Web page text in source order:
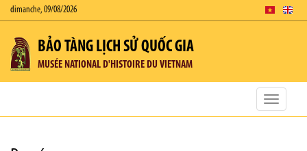
dimanche, 09/08/2026
BẢO TÀNG LỊCH SỬ QUỐC GIA
MUSÉE NATIONAL D'HISTOIRE DU VIETNAM
Toggle